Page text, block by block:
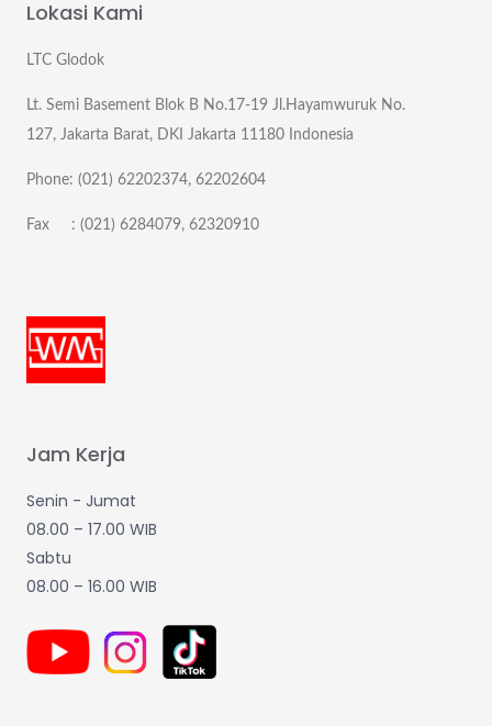
Lokasi Kami
LTC Glodok
Lt. Semi Basement Blok B No.17-19 Jl.Hayamwuruk No.
127, Jakarta Barat, DKI Jakarta 11180 Indonesia
Phone: (021) 62202374, 62202604
Fax : (021) 6284079, 62320910
Jam Kerja
Senin - Jumat
08.00 – 17.00 WIB
Sabtu
08.00 – 16.00 WIB